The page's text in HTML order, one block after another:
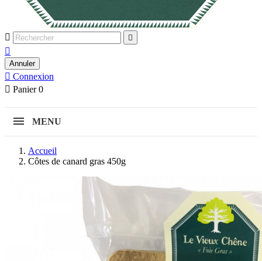
 

Annuler
 Connexion
 Panier 0
MENU
Accueil
Côtes de canard gras 450g